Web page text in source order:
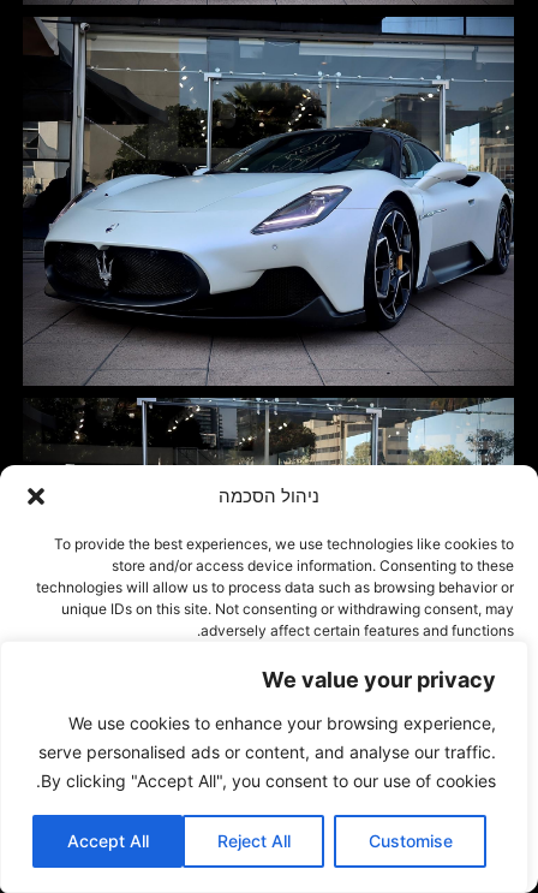
We value your privacy
We use cookies to enhance your browsing experience,
serve personalised ads or content, and analyse our traffic.
By clicking "Accept All", you consent to our use of cookies.
Customise
Reject All
Accept All
ניהול הסכמה
To provide the best experiences, we use technologies like cookies to
store and/or access device information. Consenting to these
technologies will allow us to process data such as browsing behavior or
unique IDs on this site. Not consenting or withdrawing consent, may
adversely affect certain features and functions.
דחייה
Cookie Policy